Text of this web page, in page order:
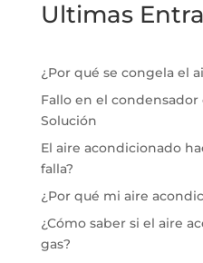
Ultimas
¿Por qué se congela el
Fallo en el
Solución
El aire acondicionado
falla?
¿Por qué mi aire
¿Cómo saber si el aire
gas?